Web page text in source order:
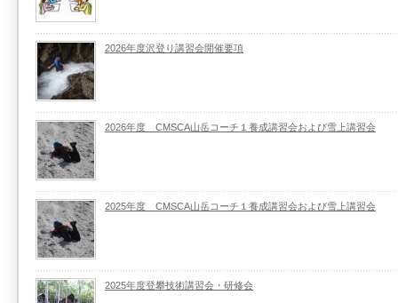
2026年度沢登り講習会開催要項
2026年度 CMSCA山岳コーチ１養成講習会および雪上講習会
2025年度 CMSCA山岳コーチ１養成講習会および雪上講習会
2025年度登攀技術講習会・研修会